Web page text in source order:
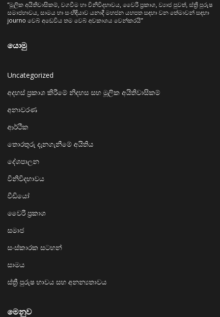
“මූලික අයිතිවාසිකම්, වගවීම හා විනිවිදභාවය, වෛරී ප්‍රකාශ, ව්‍යාජ පුවත්, ස්ත්‍රී පුරුෂ
සමාජභාවය, සාමය හා සංහිඳියාව යනාදී මහජන යහපත සඳහා වන තේමාවන් සඳහා
journo වෙබ් අඩෙවිය තම වෙබ් අවකාශය වෙන්කරයි”
යොමු
Uncategorized
අදහස් ප්‍රකාශ කිරීමේ නිදහස සහ මූලික අයිතිවාසිකම්
අනාවරණ
ආර්ථික
තොරතුරු දැනගැනීමේ අයිතිය
දේශපාලන
විනිවිදභාවය
වීඩියෝ
වෛරී ප්‍රකාශ
සමාජ
සංස්කාරක සටහන්
සාමය
ස්ත්‍රී පුරුෂ භාවය සහ අනන්‍යතාවය
මෙනුව